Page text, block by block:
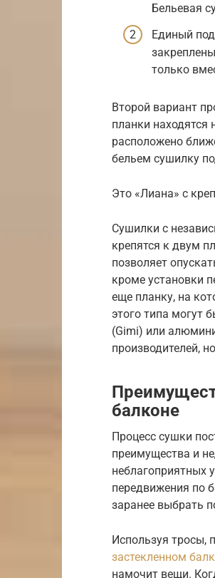
Бельевая
Единый
только
Второй вариант
планки находятся
расположено
бельем сушилку
Это «Лиана» с
Сушилки с
крепятся к двум
позволяет
кроме установки
еще планку, на
этого типа могут
(Gimi) или
производителей,
балконе
Процесс сушки
преимущества и
неблагоприятных
передвижения по
заранее выбрать
Используя тросы,
застекленном
намочит вещи.